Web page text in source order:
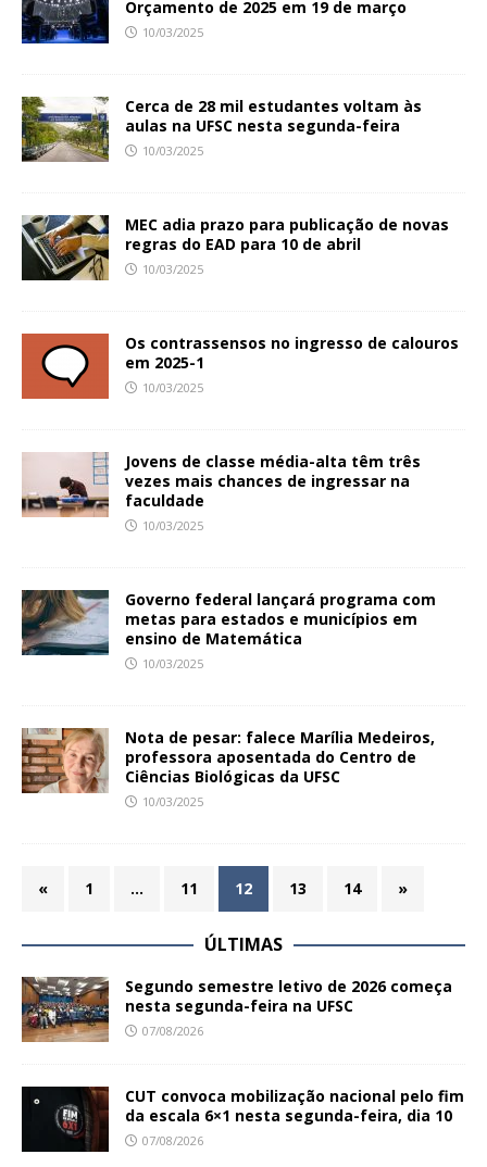
Orçamento de 2025 em 19 de março
10/03/2025
Cerca de 28 mil estudantes voltam às
aulas na UFSC nesta segunda-feira
10/03/2025
MEC adia prazo para publicação de novas
regras do EAD para 10 de abril
10/03/2025
Os contrassensos no ingresso de calouros
em 2025-1
10/03/2025
Jovens de classe média-alta têm três
vezes mais chances de ingressar na
faculdade
10/03/2025
Governo federal lançará programa com
metas para estados e municípios em
ensino de Matemática
10/03/2025
Nota de pesar: falece Marília Medeiros,
professora aposentada do Centro de
Ciências Biológicas da UFSC
10/03/2025
« 1 … 11 12 13 14 »
ÚLTIMAS
Segundo semestre letivo de 2026 começa
nesta segunda-feira na UFSC
07/08/2026
CUT convoca mobilização nacional pelo fim
da escala 6×1 nesta segunda-feira, dia 10
07/08/2026